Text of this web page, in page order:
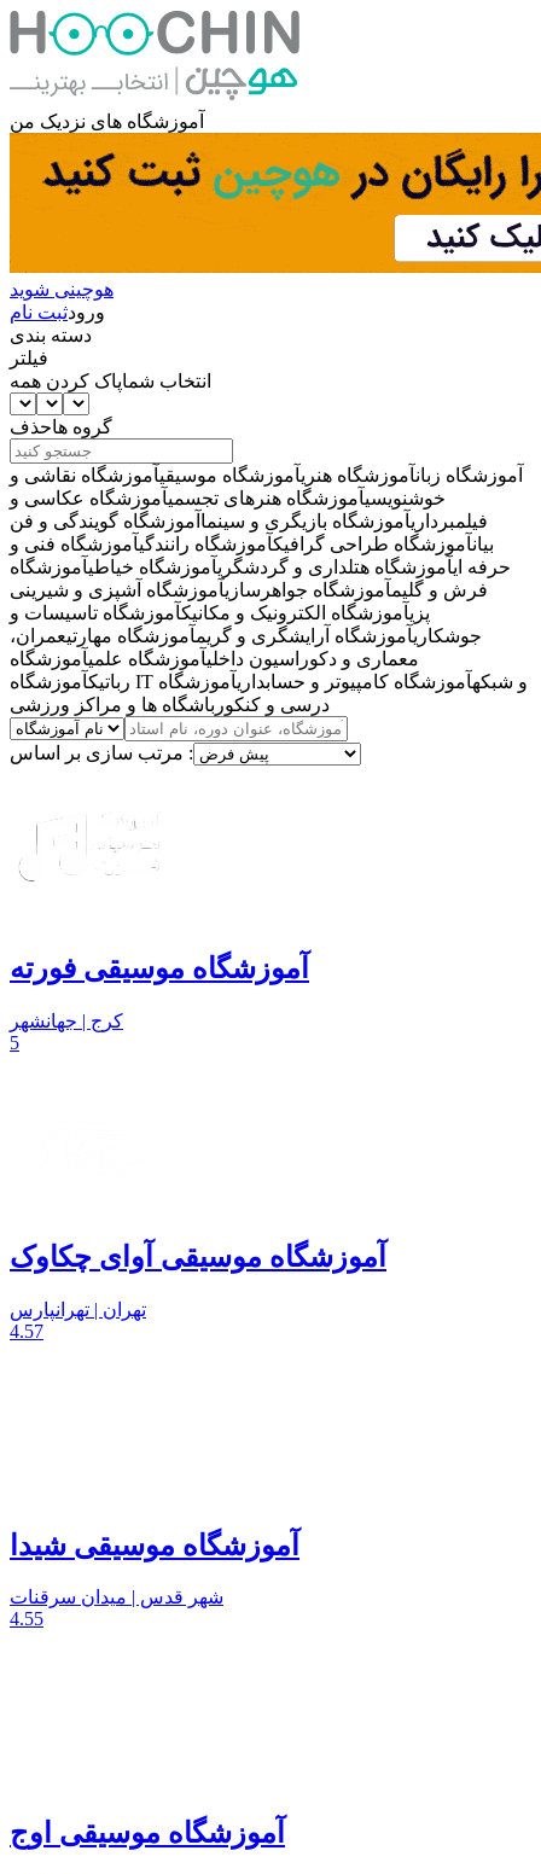
آموزشگاه های نزدیک من
هوچینی شوید
ورودثبت نام
دسته بندی
فیلتر
انتخاب شماپاک کردن همه
گروه هاحذف
آموزشگاه زبانآموزشگاه هنریآموزشگاه موسیقیآموزشگاه نقاشی و
خوشنویسیآموزشگاه هنرهای تجسمیآموزشگاه عکاسی و
فیلمبرداریآموزشگاه بازیگری و سینما آموزشگاه گویندگی و فن
بیانآموزشگاه طراحی گرافیکآموزشگاه رانندگیآموزشگاه فنی و
حرفه ایآموزشگاه هتلداری و گردشگریآموزشگاه خیاطیآموزشگاه
فرش و گلیمآموزشگاه جواهرسازیآموزشگاه آشپزی و شیرینی
پزیآموزشگاه الکترونیک و مکانیکآموزشگاه تاسیسات و
جوشکاریآموزشگاه آرایشگری و گریمآموزشگاه مهارتیعمران،
معماری و دکوراسیون داخلیآموزشگاه علمیآموزشگاه
رباتیک
آموزشگاه IT و شبکهآموزشگاه کامپیوتر و حسابداریآموزشگاه
درسی و کنکور باشگاه ها و مراکز ورزشی
مرتب سازی بر اساس :
آموزشگاه موسیقی فورته
کرج | جهانشهر
5
آموزشگاه موسیقی آوای چکاوک
تهران | تهرانپارس
4.57
آموزشگاه موسیقی شیدا
شهر قدس | میدان سرقنات
4.55
آموزشگاه موسیقی اوج